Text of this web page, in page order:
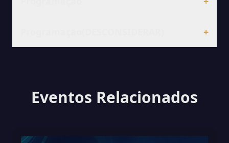
+
Eventos Relacionados